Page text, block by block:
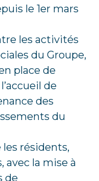
le 1er mars
les activités
du Groupe,
place de
de
des
du
résidents,
avec la mise à
de